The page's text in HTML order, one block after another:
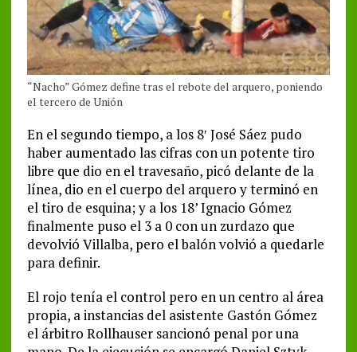
“Nacho” Gómez define tras el rebote del arquero, poniendo
el tercero de Unión
En el segundo tiempo, a los 8′ José Sáez pudo
haber aumentado las cifras con un potente tiro
libre que dio en el travesaño, picó delante de la
línea, dio en el cuerpo del arquero y terminó en
el tiro de esquina; y a los 18’ Ignacio Gómez
finalmente puso el 3 a 0 con un zurdazo que
devolvió Villalba, pero el balón volvió a quedarle
para definir.
El rojo tenía el control pero en un centro al área
propia, a instancias del asistente Gastón Gómez
el árbitro Rollhauser sancionó penal por una